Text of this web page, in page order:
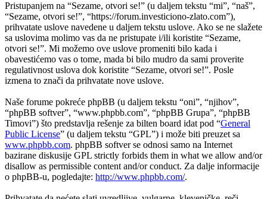
Pristupanjem na “Sezame, otvori se!” (u daljem tekstu “mi”, “naš”,
“Sezame, otvori se!”, “https://forum.investiciono-zlato.com”),
prihvatate uslove navedene u daljem tekstu uslove. Ako se ne slažete
sa uslovima molimo vas da ne pristupate i/ili koristite “Sezame,
otvori se!”. Mi možemo ove uslove promeniti bilo kada i
obavestićemo vas o tome, mada bi bilo mudro da sami proverite
regulativnost uslova dok koristite “Sezame, otvori se!”. Posle
izmena to znači da prihvatate nove uslove.
Naše forume pokreće phpBB (u daljem tekstu “oni”, “njihov”,
“phpBB softver”, “www.phpbb.com”, “phpBB Grupa”, “phpBB
Timovi”) što predstavlja rešenje za bilten board idat pod “General
Public License” (u daljem tekstu “GPL”) i može biti preuzet sa
www.phpbb.com. phpBB softver se odnosi samo na Internet
bazirane diskusije GPL strictly forbids them in what we allow and/or
disallow as permissible content and/or conduct. Za dalje informacije
o phpBB-u, pogledajte: http://www.phpbb.com/.